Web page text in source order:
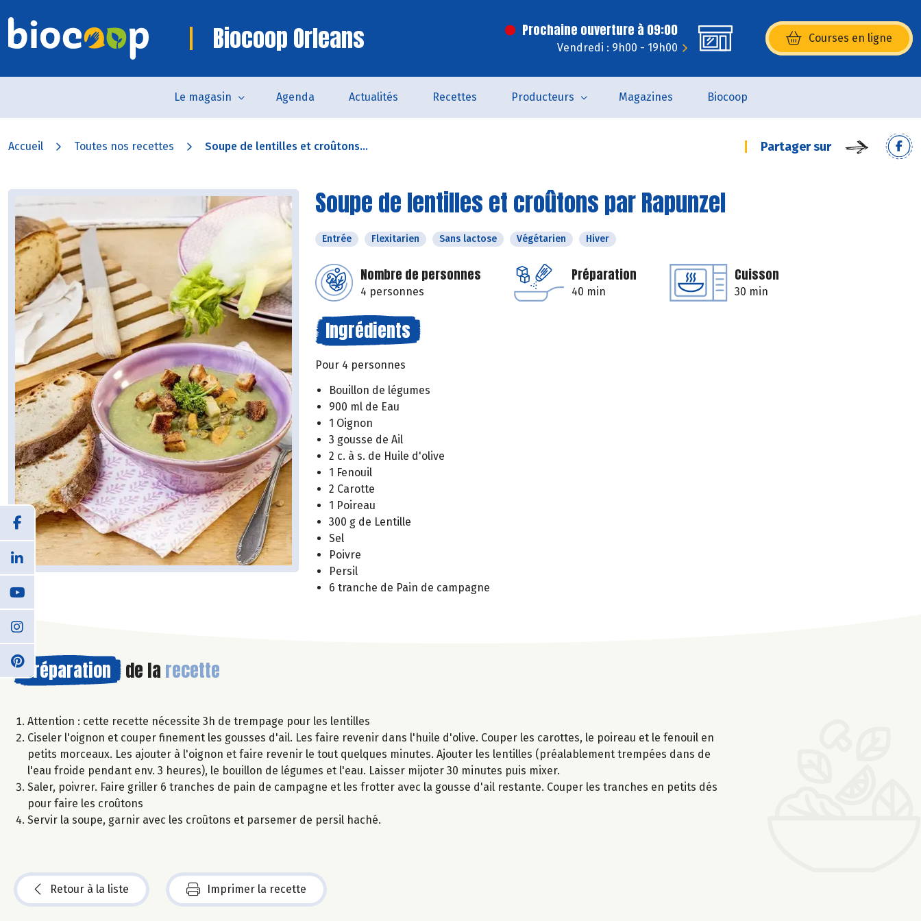
Biocoop Orleans Prochaine ouverture à 09:00
Vendredi : 9h00 - 19h00
Courses en ligne
(s’ouvre dans une nouvelle
Le magasin Agenda Actualités Recettes Producteurs Magazines Biocoop
Accueil Toutes nos recettes Soupe de lentilles et croûtons... Partager sur
Soupe de lentilles et croûtons par Rapunzel
Entrée Flexitarien Sans lactose Végétarien Hiver
Nombre de personnes
4 personnes
Préparation
40 min
Cuisson
30 min
Ingrédients
Pour 4 personnes
Bouillon de légumes
900 ml de Eau
1 Oignon
3 gousse de Ail
2 c. à s. de Huile d'olive
1 Fenouil
2 Carotte
1 Poireau
300 g de Lentille
Sel
Poivre
Persil
6 tranche de Pain de campagne
Préparation de la recette
Attention : cette recette nécessite 3h de trempage pour les lentilles
Ciseler l'oignon et couper finement les gousses d'ail. Les faire revenir dans l'huile d'olive. Couper les carottes, le poireau et le fenouil en
petits morceaux. Les ajouter à l'oignon et faire revenir le tout quelques minutes. Ajouter les lentilles (préalablement trempées dans de
l'eau froide pendant env. 3 heures), le bouillon de légumes et l'eau. Laisser mijoter 30 minutes puis mixer.
Saler, poivrer. Faire griller 6 tranches de pain de campagne et les frotter avec la gousse d'ail restante. Couper les tranches en petits dés
pour faire les croûtons
Servir la soupe, garnir avec les croûtons et parsemer de persil haché.
Retour à la liste Imprimer la recette